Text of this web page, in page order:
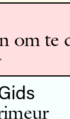
om te